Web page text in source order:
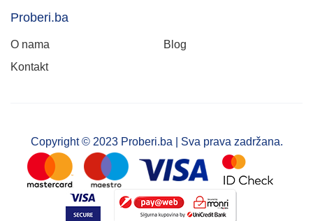
Proberi.ba
O nama
Blog
Kontakt
Copyright © 2023 Proberi.ba | Sva prava zadržana.